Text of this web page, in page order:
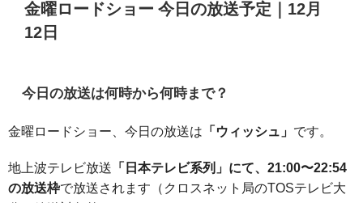
金曜ロードショー 今日の放送予定｜12月
12日
今日の放送は何時から何時まで？
金曜ロードショー、今日の放送は 「ウィッシュ」 です。
地上波テレビ放送 「日本テレビ系列」にて、21:00〜22:54
の放送枠で放送されます（クロスネット局のTOSテレビ大